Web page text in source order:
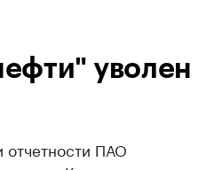
уволен
отчетности ПАО